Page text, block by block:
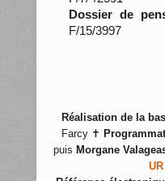
Dossier de
F/15/3997
Réalisation de la
Farcy ✝
puis Morgane